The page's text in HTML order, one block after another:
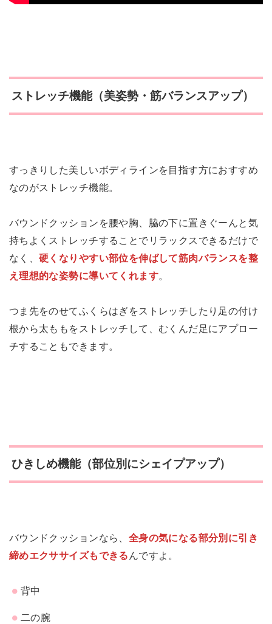
ストレッチ機能（美姿勢・筋バランスアップ）
すっきりした美しいボディラインを目指す方におすすめ
なのがストレッチ機能。
バウンドクッションを腰や胸、脇の下に置きぐーんと気
持ちよくストレッチすることでリラックスできるだけで
なく、硬くなりやすい部位を伸ばして筋肉バランスを整
え理想的な姿勢に導いてくれます。
つま先をのせてふくらはぎをストレッチしたり足の付け
根から太ももをストレッチして、むくんだ足にアプロー
チすることもできます。
ひきしめ機能（部位別にシェイプアップ）
バウンドクッションなら、 全身の気になる部分別に引き
締めエクササイズもできる んですよ。
背中
二の腕